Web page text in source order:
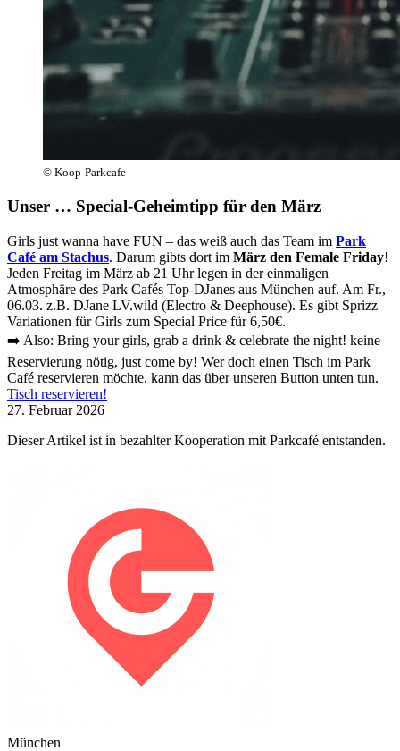
© Koop-Parkcafe
Unser … Special-Geheimtipp für den März
Girls just wanna have FUN – das weiß auch das Team im Park
Café am Stachus. Darum gibts dort im März den Female Friday!
Jeden Freitag im März ab 21 Uhr legen in der einmaligen
Atmosphäre des Park Cafés Top-DJanes aus München auf. Am Fr.,
06.03. z.B. DJane LV.wild (Electro & Deephouse). Es gibt Sprizz
Variationen für Girls zum Special Price für 6,50€.
➡️ Also: Bring your girls, grab a drink & celebrate the night! keine
Reservierung nötig, just come by! Wer doch einen Tisch im Park
Café reservieren möchte, kann das über unseren Button unten tun.
Tisch reservieren!
27. Februar 2026
Dieser Artikel ist in bezahlter Kooperation mit Parkcafé entstanden.
München